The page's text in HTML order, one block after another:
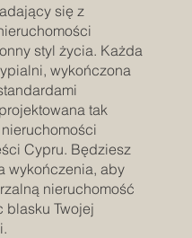
się z
styl życia. Każda
wykończona
tak
Cypru. Będziesz
wykończenia, aby
nieruchomość
blasku Twojej